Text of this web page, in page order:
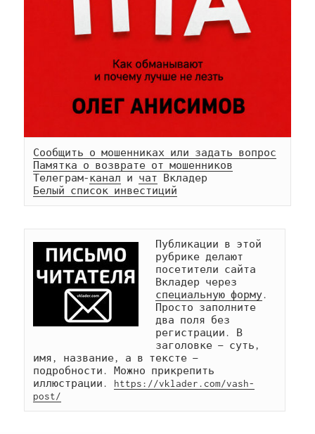
Сообщить о мошенниках или задать вопрос
Памятка о возврате от мошенников
Телеграм-канал и чат
Белый список инвестиций
Публикации в этой
рубрике делают
посетители сайта
специальную форму.
Просто заполните
два поля без
регистрации. В
заголовке — суть,
имя, название, а в тексте —
подробности. Можно прикрепить
иллюстрации. https://vklader.com/vash-
post/